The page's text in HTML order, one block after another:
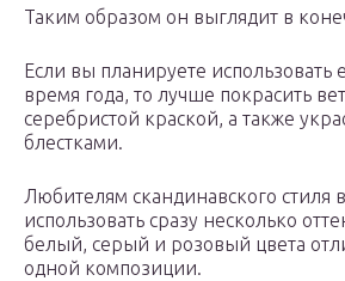
Таким образом он выглядит в
Если вы планируете использовать
время года, то лучше покрасить
серебристой краской, а также
блестками.
Любителям скандинавского стиля
использовать сразу несколько
белый, серый и розовый цвета
одной композиции.